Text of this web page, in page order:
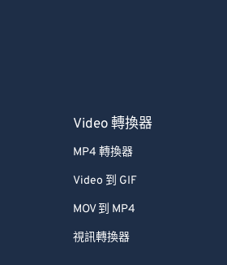
Video 轉換器
MP4 轉換器
Video 到 GIF
MOV 到 MP4
視訊轉換器